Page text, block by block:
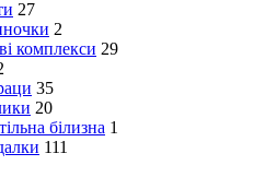
27
2
комплекси 29
35
20
білизна 1
111